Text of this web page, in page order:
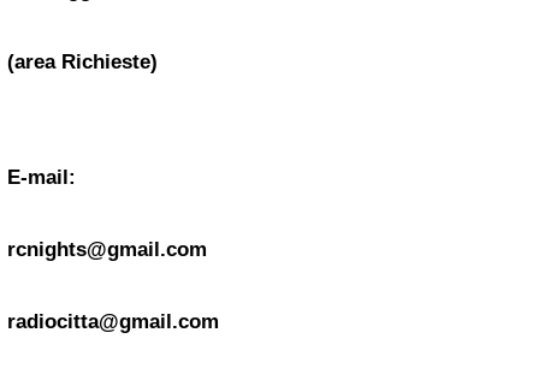
(area Richieste)
E-mail:
rcnights@gmail.com
radiocitta@gmail.com